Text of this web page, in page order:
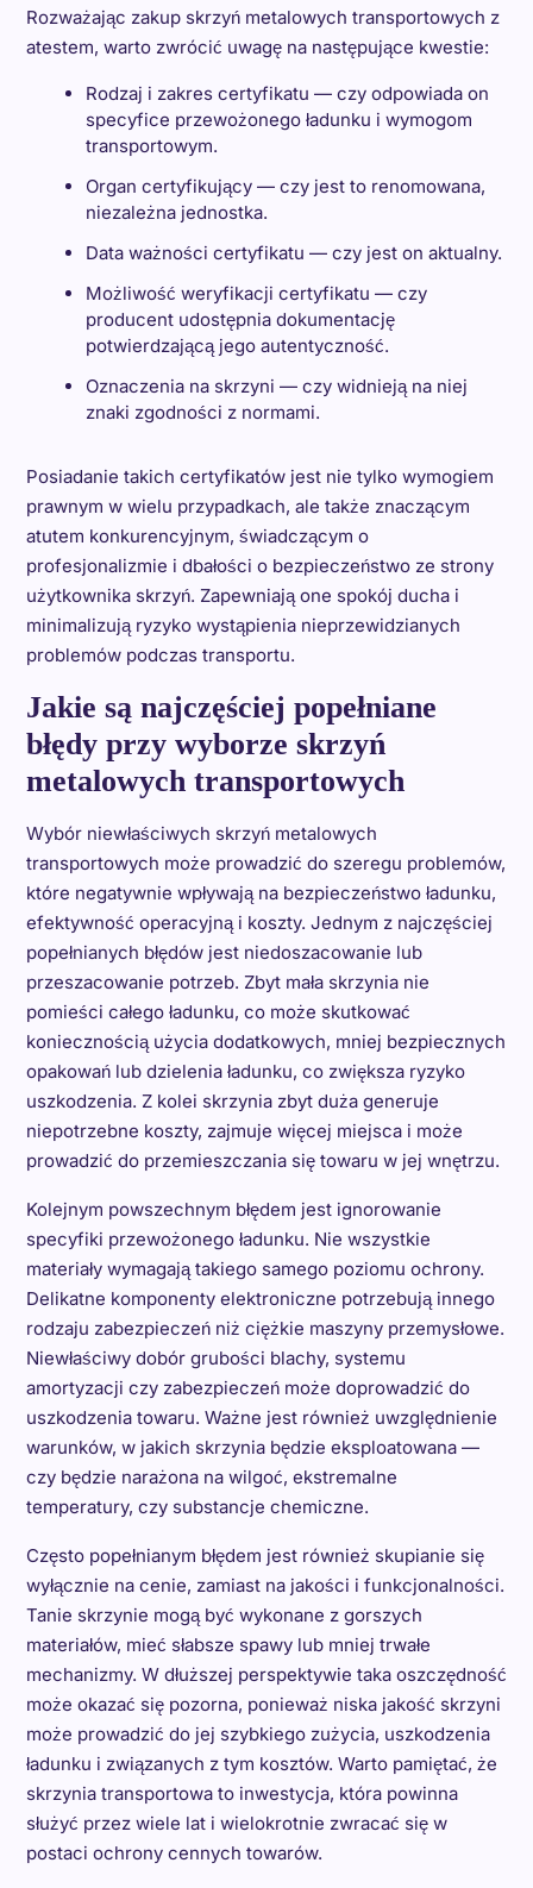
Rozważając zakup skrzyń metalowych transportowych z
atestem, warto zwrócić uwagę na następujące kwestie:
Rodzaj i zakres certyfikatu — czy odpowiada on
specyfice przewożonego ładunku i wymogom
transportowym.
Organ certyfikujący — czy jest to renomowana,
niezależna jednostka.
Data ważności certyfikatu — czy jest on aktualny.
Możliwość weryfikacji certyfikatu — czy
producent udostępnia dokumentację
potwierdzającą jego autentyczność.
Oznaczenia na skrzyni — czy widnieją na niej
znaki zgodności z normami.
Posiadanie takich certyfikatów jest nie tylko wymogiem
prawnym w wielu przypadkach, ale także znaczącym
atutem konkurencyjnym, świadczącym o
profesjonalizmie i dbałości o bezpieczeństwo ze strony
użytkownika skrzyń. Zapewniają one spokój ducha i
minimalizują ryzyko wystąpienia nieprzewidzianych
problemów podczas transportu.
Jakie są najczęściej popełniane
błędy przy wyborze skrzyń
metalowych transportowych
Wybór niewłaściwych skrzyń metalowych
transportowych może prowadzić do szeregu problemów,
które negatywnie wpływają na bezpieczeństwo ładunku,
efektywność operacyjną i koszty. Jednym z najczęściej
popełnianych błędów jest niedoszacowanie lub
przeszacowanie potrzeb. Zbyt mała skrzynia nie
pomieści całego ładunku, co może skutkować
koniecznością użycia dodatkowych, mniej bezpiecznych
opakowań lub dzielenia ładunku, co zwiększa ryzyko
uszkodzenia. Z kolei skrzynia zbyt duża generuje
niepotrzebne koszty, zajmuje więcej miejsca i może
prowadzić do przemieszczania się towaru w jej wnętrzu.
Kolejnym powszechnym błędem jest ignorowanie
specyfiki przewożonego ładunku. Nie wszystkie
materiały wymagają takiego samego poziomu ochrony.
Delikatne komponenty elektroniczne potrzebują innego
rodzaju zabezpieczeń niż ciężkie maszyny przemysłowe.
Niewłaściwy dobór grubości blachy, systemu
amortyzacji czy zabezpieczeń może doprowadzić do
uszkodzenia towaru. Ważne jest również uwzględnienie
warunków, w jakich skrzynia będzie eksploatowana —
czy będzie narażona na wilgoć, ekstremalne
temperatury, czy substancje chemiczne.
Często popełnianym błędem jest również skupianie się
wyłącznie na cenie, zamiast na jakości i funkcjonalności.
Tanie skrzynie mogą być wykonane z gorszych
materiałów, mieć słabsze spawy lub mniej trwałe
mechanizmy. W dłuższej perspektywie taka oszczędność
może okazać się pozorna, ponieważ niska jakość skrzyni
może prowadzić do jej szybkiego zużycia, uszkodzenia
ładunku i związanych z tym kosztów. Warto pamiętać, że
skrzynia transportowa to inwestycja, która powinna
służyć przez wiele lat i wielokrotnie zwracać się w
postaci ochrony cennych towarów.